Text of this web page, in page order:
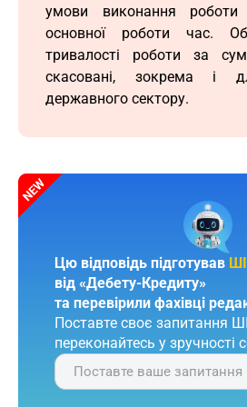
умови виконання
основної роботи час.
тривалості роботи за
скасовані, зокрема і
державного сектору.
Цю відповідь підготував
від «Дебету-Кредиту»
та перевірили фахівці
Поставте своє запитання
переконайтесь у зручності
Поставте ваше запитання